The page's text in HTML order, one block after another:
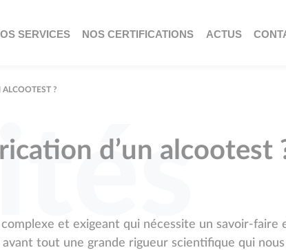
SERVICES NOS CERTIFICATIONS ACTUS
?
d’un alcootest
et exigeant qui nécessite un savoir-
tout une grande rigueur scientifique qui